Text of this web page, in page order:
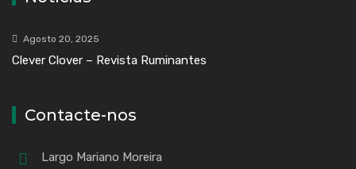
Agosto 20, 2025
Clever Clover – Revista Ruminantes
Contacte-nos
Largo Mariano Moreira